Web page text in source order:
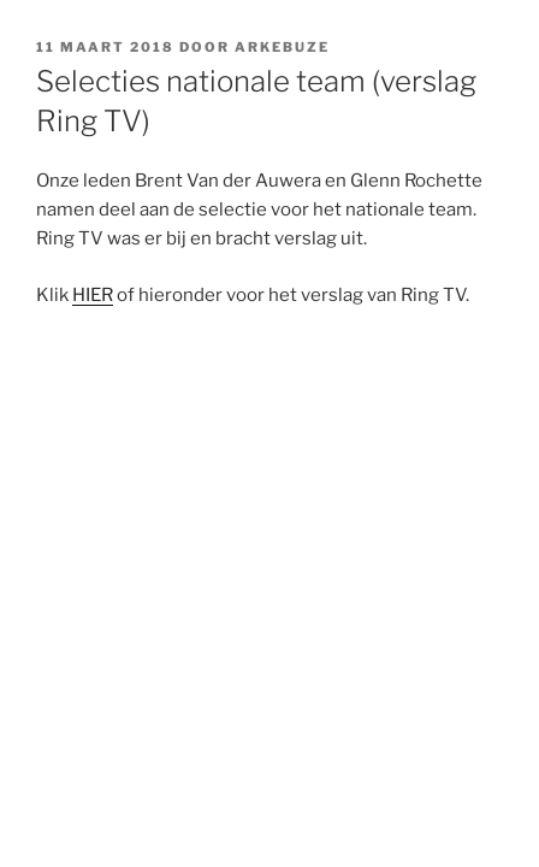
GEPLAATST
OP
11 MAART 2018 DOOR ARKEBUZE
Selecties nationale team (verslag
Ring TV)
Onze leden Brent Van der Auwera en Glenn Rochette
namen deel aan de selectie voor het nationale team.
Ring TV was er bij en bracht verslag uit.
Klik HIERof hieronder voor het verslag van Ring TV.